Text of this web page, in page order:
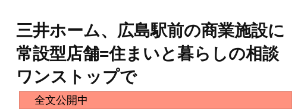
三井ホーム、広島駅前の商業施設に
常設型店舗=住まいと暮らしの相談
ワンストップで
全文公開中